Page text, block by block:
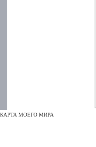
КАРТА МОЕГО МИРА